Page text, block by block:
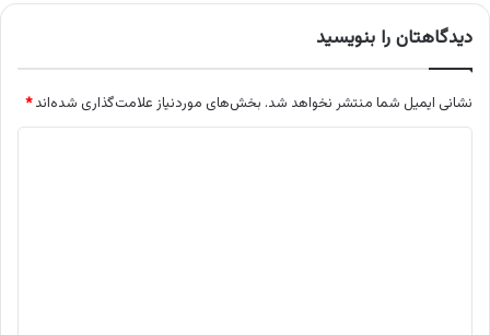
دیدگاهتان را بنویسید
نشانی ایمیل شما منتشر نخواهد شد. بخش‌های موردنیاز علامت‌گذاری شده‌اند*